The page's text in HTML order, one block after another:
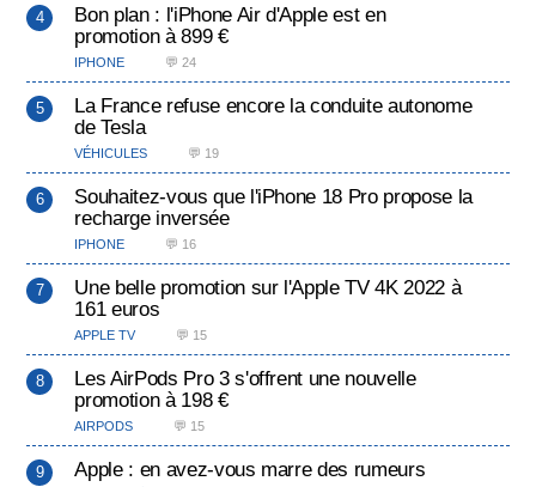
Bon plan : l'iPhone Air d'Apple est en
promotion à 899 €
IPHONE 💬 24
La France refuse encore la conduite autonome
de Tesla
VÉHICULES 💬 19
Souhaitez-vous que l'iPhone 18 Pro propose la
recharge inversée
IPHONE 💬 16
Une belle promotion sur l'Apple TV 4K 2022 à
161 euros
APPLE TV 💬 15
Les AirPods Pro 3 s'offrent une nouvelle
promotion à 198 €
AIRPODS 💬 15
Apple : en avez-vous marre des rumeurs